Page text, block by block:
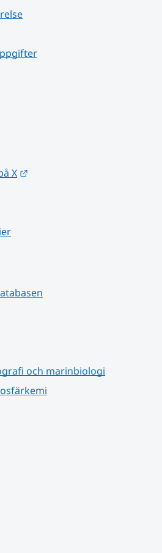
X
och marinbiologi